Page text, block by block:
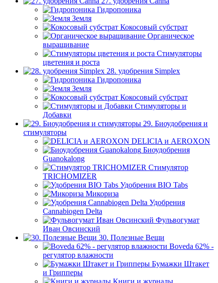
Гидропоника
Земля
Кокосовый субстрат
Органическое
выращивание
Стимуляторы
цветения и роста
28. удобрения Simplex
Гидропоника
Земля
Кокосовый субстрат
Стимуляторы и
Добавки
29. Биоудобрения и
стимуляторы
DELICIA и AEROXON
Биоудобрения
Guanokalong
Стимулятор
TRICHOMIZER
Удобрения BIO Tabs
Микориза
Удобрения
Cannabiogen Delta
Фульвогумат
Иван Овсинский
30. Полезные Вещи
Boveda 62% -
регулятор влажности
Бумажки Штакет
и Грипперы
Книги и журналы